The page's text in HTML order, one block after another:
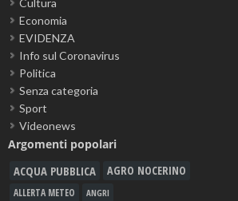
Cultura
Economia
EVIDENZA
Info sul Coronavirus
Politica
Senza categoria
Sport
Videonews
Argomenti popolari
ACQUA PUBBLICA AGRO NOCERINO
ALLERTA METEO ANGRI